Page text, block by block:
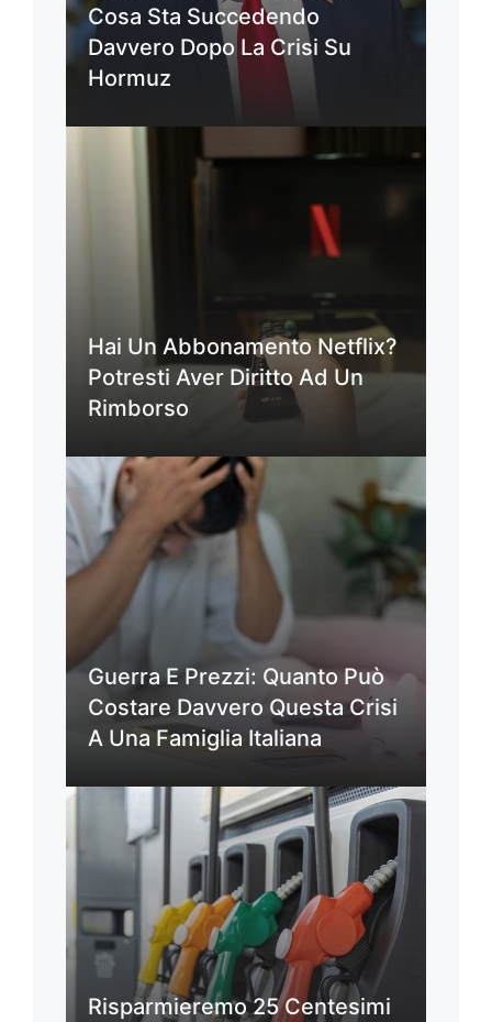
Cosa Sta Succedendo
Davvero Dopo La Crisi Su
Hormuz
Hai Un Abbonamento Netflix?
Potresti Aver Diritto Ad Un
Rimborso
Guerra E Prezzi: Quanto Può
Costare Davvero Questa Crisi
A Una Famiglia Italiana
Risparmieremo 25 Centesimi